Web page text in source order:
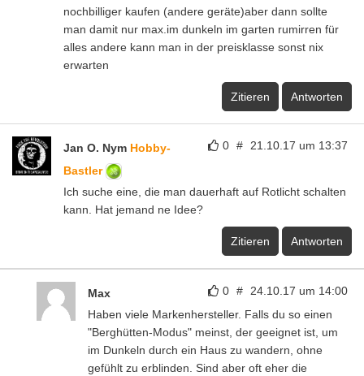
nochbilliger kaufen (andere geräte)aber dann sollte
man damit nur max.im dunkeln im garten rumirren für
alles andere kann man in der preisklasse sonst nix
erwarten
Zitieren Antworten
0 # 21.10.17 um 13:37
Jan O. Nym Hobby-
Bastler
Ich suche eine, die man dauerhaft auf Rotlicht schalten
kann. Hat jemand ne Idee?
Zitieren Antworten
0 # 24.10.17 um 14:00
Max
Haben viele Markenhersteller. Falls du so einen
"Berghütten-Modus" meinst, der geeignet ist, um
im Dunkeln durch ein Haus zu wandern, ohne
gefühlt zu erblinden. Sind aber oft eher die